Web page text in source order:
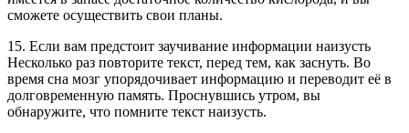
сможете осуществить свои планы.
15. Если вам предстоит заучивание информации наизусть
Несколько раз повторите текст, перед тем, как заснуть. Во
время сна мозг упорядочивает информацию и переводит её в
долговременную память. Проснувшись утром, вы
обнаружите, что помните текст наизусть.